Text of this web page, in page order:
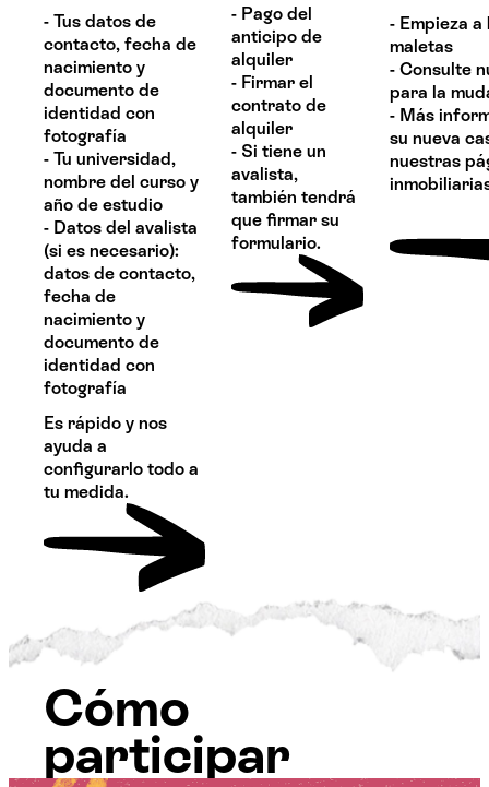
- Tus datos de
contacto, fecha de
nacimiento y
documento de
identidad con
fotografía
- Tu universidad,
nombre del curso y
año de estudio
- Datos del avalista
(si es necesario):
datos de contacto,
fecha de
nacimiento y
documento de
identidad con
fotografía
Es rápido y nos
ayuda a
configurarlo todo a
tu medida.
- Pago del
anticipo de
alquiler
- Firmar el
contrato de
alquiler
- Si tiene un
avalista,
también tendrá
que firmar su
formulario.
- Empieza
maletas
- Consulte
para la
- Más
su nueva
nuestras
Cómo
participar